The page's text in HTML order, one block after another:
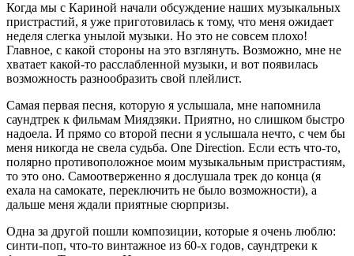
Когда мы с Кариной начали обсуждение наших музыкальных
пристрастий, я уже приготовилась к тому, что меня ожидает
неделя слегка унылой музыки. Но это не совсем плохо!
Главное, с какой стороны на это взглянуть. Возможно, мне не
хватает какой-то расслабленной музыки, и вот появилась
возможность разнообразить свой плейлист.
Самая первая песня, которую я услышала, мне напомнила
саундтрек к фильмам Миядзяки. Приятно, но слишком быстро
надоела. И прямо со второй песни я услышала нечто, с чем бы
меня никогда не свела судьба. One Direction. Если есть что-то,
полярно противоположное моим музыкальным пристрастиям,
то это оно. Самоотверженно я дослушала трек до конца (я
ехала на самокате, переключить не было возможности), а
дальше меня ждали приятные сюрпризы.
Одна за другой пошли композиции, которые я очень люблю:
синти-поп, что-то винтажное из 60-х годов, саундтреки к